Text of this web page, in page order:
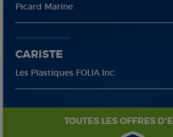
Picard Marine
CARISTE
Les Plastiques FOLIA Inc.
TOUTES LES OFFRES